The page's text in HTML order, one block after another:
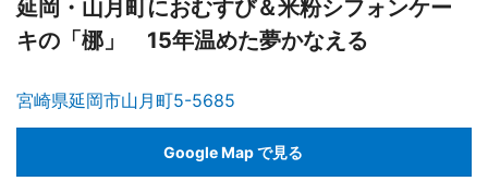
延岡・山月町におむすび＆米粉シフォンケー
キの「梛」 15年温めた夢かなえる
宮崎県延岡市山月町5-5685
Google Map で見る